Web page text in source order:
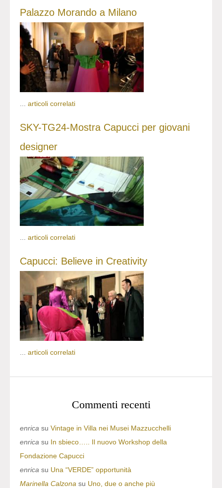
Palazzo Morando a Milano
articoli correlati
SKY-TG24-Mostra Capucci per giovani
designer
... articoli correlati
Capucci: Believe in Creativity
articoli correlati
Commenti recenti
enrica su Vintage in Villa nei Musei Mazzucchelli
enrica su In sbieco….. Il nuovo Workshop della
Fondazione Capucci
enrica su Una “VERDE” opportunità
Marinella Calzona su Uno, due o anche più